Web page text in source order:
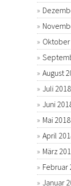
August
Juli 2018
Juni
Mai 2018
April
März
Februar
Januar